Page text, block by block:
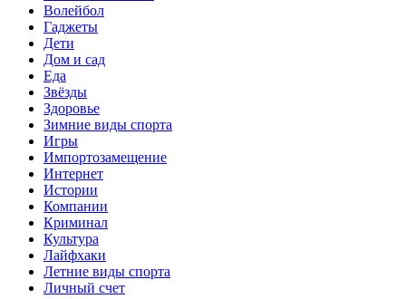
Волейбол
Гаджеты
Дети
Дом и сад
Еда
Звёзды
Здоровье
Зимние виды спорта
Игры
Импортозамещение
Интернет
Истории
Компании
Криминал
Культура
Лайфхаки
Летние виды спорта
Личный счет